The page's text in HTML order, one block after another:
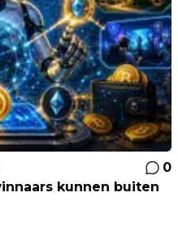
0
kunnen buiten